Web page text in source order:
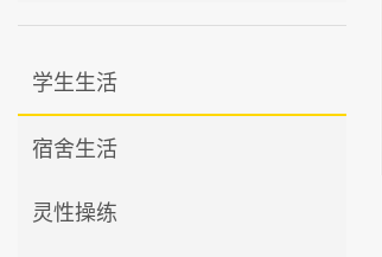
学生生活
宿舍生活
灵性操练